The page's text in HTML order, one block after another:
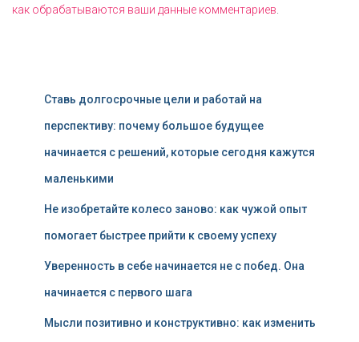
как обрабатываются ваши данные комментариев
Ставь долгосрочные цели и работай на
перспективу: почему большое будущее
начинается с решений, которые сегодня кажутся
маленькими
Не изобретайте колесо заново: как чужой опыт
помогает быстрее прийти к своему успеху
Уверенность в себе начинается не с побед. Она
начинается с первого шага
Мысли позитивно и конструктивно: как изменить